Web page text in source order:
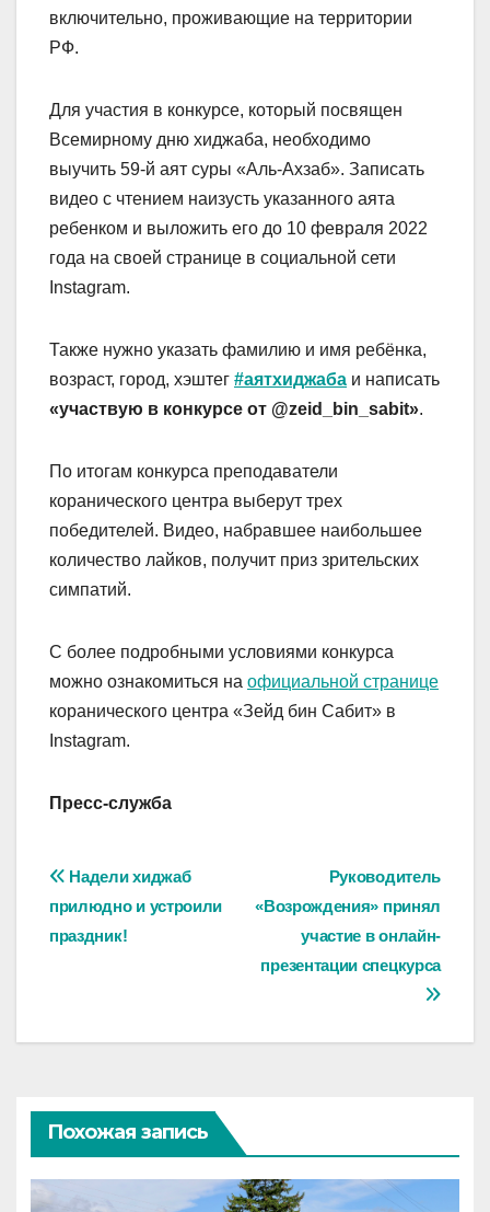
включительно, проживающие на территории
РФ.
Для участия в конкурсе, который посвящен
Всемирному дню хиджаба, необходимо
выучить 59-й аят суры «Аль-Ахзаб». Записать
видео с чтением наизусть указанного аята
ребенком и выложить его до 10 февраля 2022
года на своей странице в социальной сети
Instagram.
Также нужно указать фамилию и имя ребёнка,
возраст, город, хэштег #аятхиджаба и написать
«участвую в конкурсе от @zeid_bin_sabit».
По итогам конкурса преподаватели
коранического центра выберут трех
победителей. Видео, набравшее наибольшее
количество лайков, получит приз зрительских
симпатий.
С более подробными условиями конкурса
можно ознакомиться на официальной странице
коранического центра «Зейд бин Сабит» в
Instagram.
Пресс-служба
Навигация
по
Руководитель
«Возрождения» принял
участие в онлайн-
презентации спецкурса
Надели хиджаб
прилюдно и устроили
праздник!
Похожая запись